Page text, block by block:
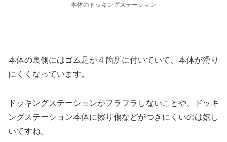
本体のドッキングステーション
本体の裏側にはゴム足が４箇所に付いていて、本体が滑り
にくくなっています。
ドッキングステーションがフラフラしないことや、ドッキ
ングステーション本体に擦り傷などがつきにくいのは嬉し
いですね。